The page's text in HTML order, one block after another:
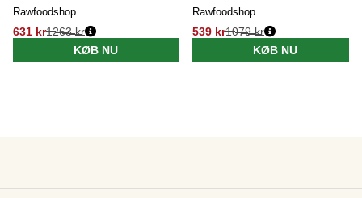
Rawfoodshop
631 kr1263 kr
KØB NU
Rawfoodshop
539 kr1079 kr
KØB NU